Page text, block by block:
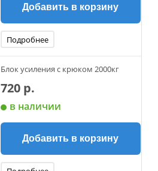
Добавить в корзину
Подробнее
Блок усиления с крюком 2000кг
720 р.
в наличии
Добавить в корзину